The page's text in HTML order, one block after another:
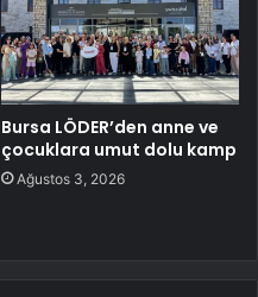
Bursa LÖDER’den anne ve
çocuklara umut dolu kamp
Ağustos 3, 2026